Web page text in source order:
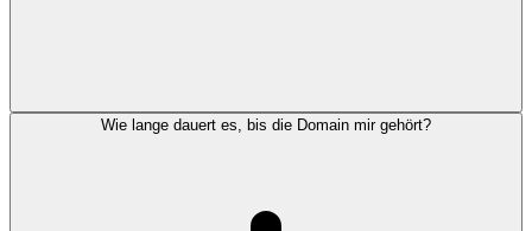
Wie lange dauert es, bis die Domain mir gehört?